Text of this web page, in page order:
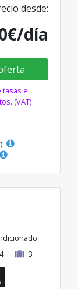
desde:
día
tasas e
(VAT)
4 3